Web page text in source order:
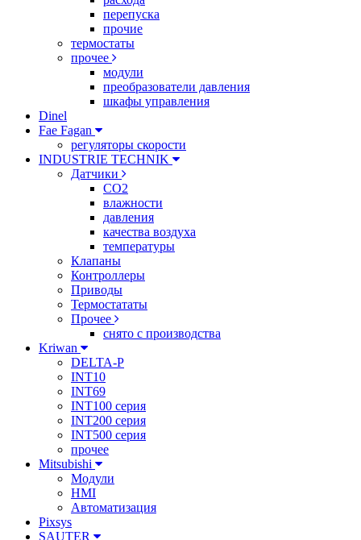
перепуска
прочие
термостаты
прочее
модули
преобразователи давления
шкафы управления
Dinel
Fae Fagan
регуляторы скорости
INDUSTRIE TECHNIK
Датчики
CO2
влажности
давления
качества воздуха
температуры
Клапаны
Контроллеры
Приводы
Термостататы
Прочее
снято с производства
Kriwan
DELTA-P
INT10
INT69
INT100 серия
INT200 серия
INT500 серия
прочее
Mitsubishi
Модули
HMI
Автоматизация
Pixsys
SAUTER